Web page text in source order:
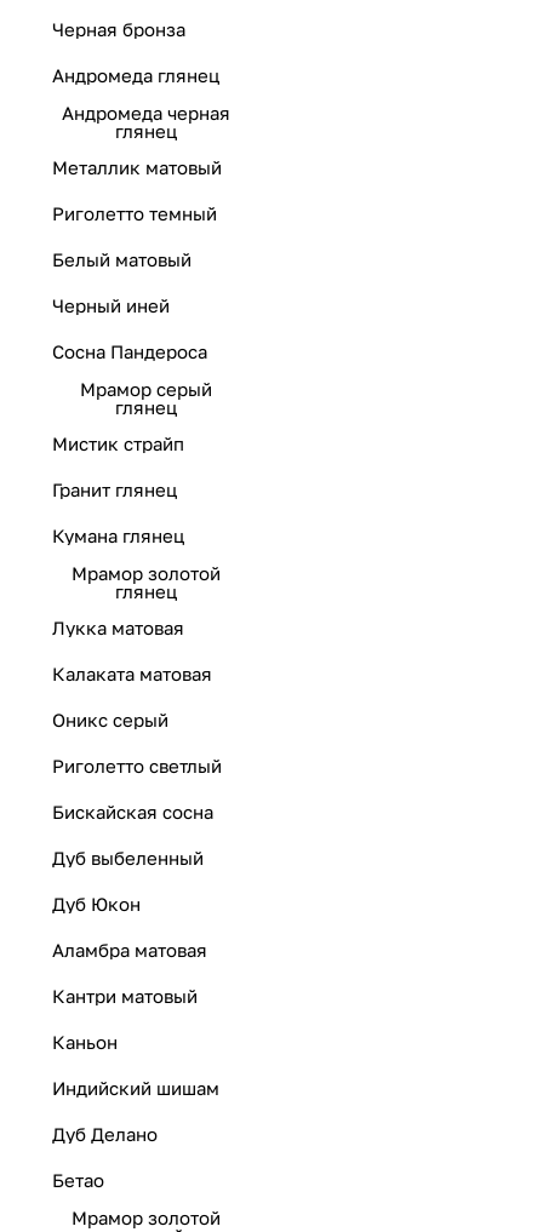
Черная бронза
Андромеда глянец
Андромеда черная
глянец
Металлик матовый
Риголетто темный
Белый матовый
Черный иней
Сосна Пандероса
Мрамор серый
глянец
Мистик страйп
Гранит глянец
Кумана глянец
Мрамор золотой
глянец
Лукка матовая
Калаката матовая
Оникс серый
Риголетто светлый
Бискайская сосна
Дуб выбеленный
Дуб Юкон
Аламбра матовая
Кантри матовый
Каньон
Индийский шишам
Дуб Делано
Бетао
Мрамор золотой